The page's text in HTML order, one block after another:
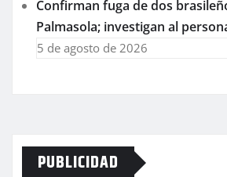
Confirman fuga de dos
Palmasola; investigan al
5 de agosto de 2026
PUBLICIDAD